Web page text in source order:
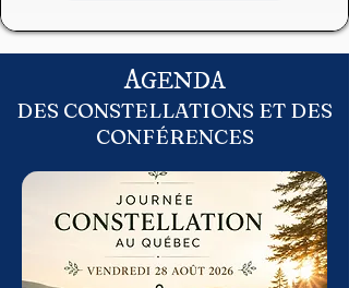
AGENDA
DES CONSTELLATIONS ET DES
CONFÉRENCES